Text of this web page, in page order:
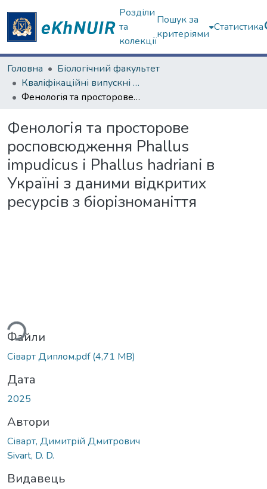
Розділи
та
колекції
Пошук за
критеріями
Статистика
Головна
Біологічний факультет
Кваліфікаційні випускні роботи магістрів. Біологічний факультет
Фенологія та просторове росповсюдження Phallus impudicus і Phallus hadriani в Україні з даними відкритих ресурсів з біорізноманіття
Фенологія та просторове
росповсюдження Phallus
impudicus і Phallus hadriani в
Україні з даними відкритих
ресурсів з біорізноманіття
Файли
Сіварт Диплом.pdf(4,71 MB)
Дата
2025
Автори
Сіварт, Димитрій Дмитрович
Sivart, D. D.
Видавець